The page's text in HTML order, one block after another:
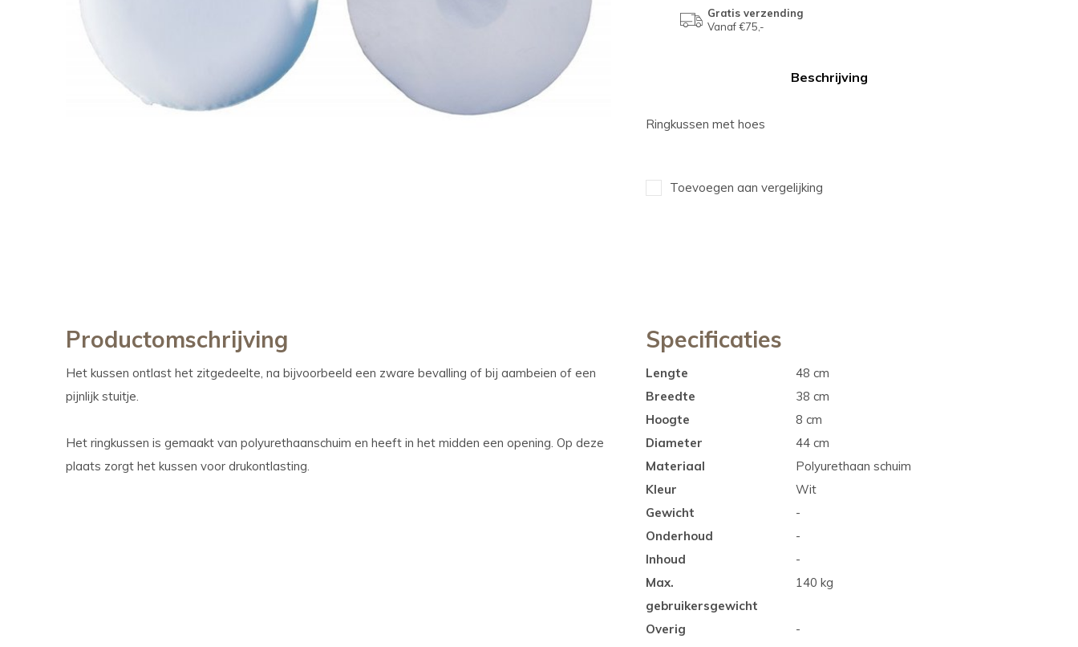
Gratis verzending
Vanaf €75,-
Beschrijving
Ringkussen met hoes
Toevoegen aan vergelijking
Productomschrijving
Het kussen ontlast het zitgedeelte, na bijvoorbeeld een zware bevalling of bij aambeien of een
pijnlijk stuitje.
Het ringkussen is gemaakt van polyurethaanschuim en heeft in het midden een opening. Op deze
plaats zorgt het kussen voor drukontlasting.
Specificaties
Lengte
48 cm
Breedte
38 cm
Hoogte
8 cm
Diameter
44 cm
Materiaal
Polyurethaan schuim
Kleur
Wit
Gewicht
-
Onderhoud
-
Inhoud
-
Max.
gebruikersgewicht
140 kg
Overig -